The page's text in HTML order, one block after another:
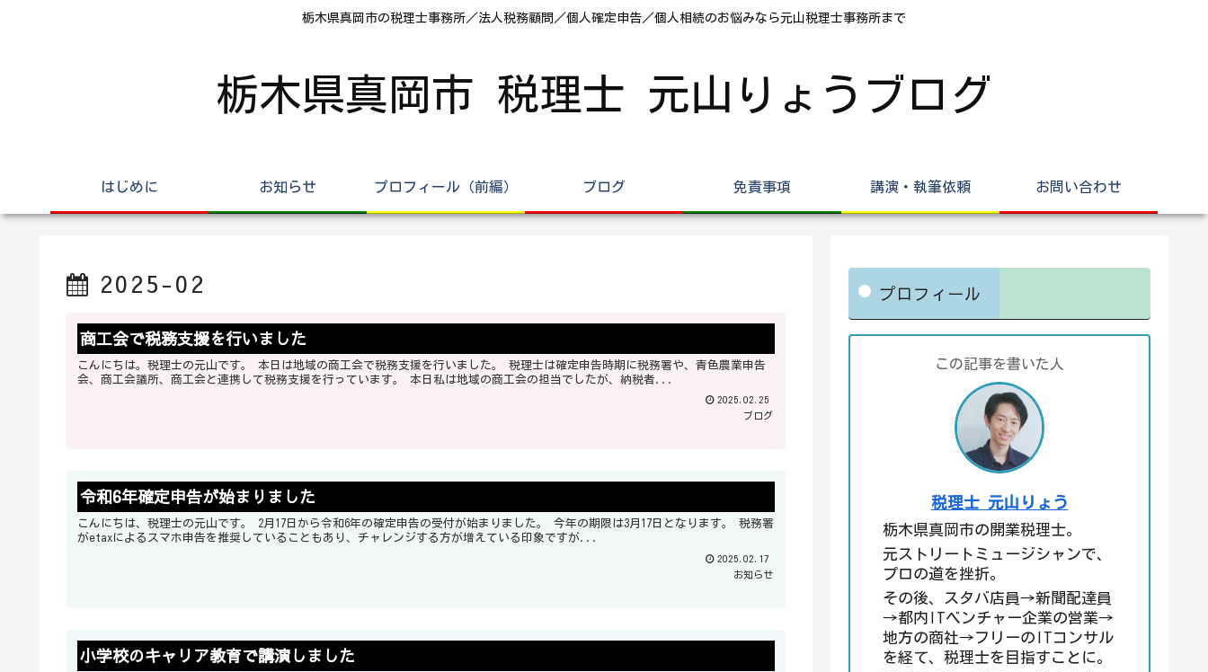
栃木県真岡市の税理士事務所／法人税務顧問／個人確定申告／個人相続のお悩みなら元山税理士事務所まで
栃木県真岡市 税理士 元山りょうブログ
はじめに お知らせ プロフィール（前編） ブログ 免責事項 講演・執筆依頼 お問い合わせ
2025-02
商工会で税務支援を行いました
こんにちは。税理士の元山です。 本日は地域の商工会で税務支援を行いました。 税理士は確定申告時期に税務署や、青色農業申告
会、商工会議所、商工会と連携して税務支援を行っています。 本日私は地域の商工会の担当でしたが、納税者...
2025.02.25
ブログ
令和6年確定申告が始まりました
こんにちは、税理士の元山です。 2月17日から令和6年の確定申告の受付が始まりました。 今年の期限は3月17日となります。 税務署
がetaxによるスマホ申告を推奨していることもあり、チャレンジする方が増えている印象ですが...
2025.02.17
お知らせ
小学校のキャリア教育で講演しました
プロフィール
この記事を書いた人
税理士 元山りょう
栃木県真岡市の開業税理士。
元ストリートミュージシャンで、
プロの道を挫折。
その後、スタバ店員→新聞配達員
→都内ITベンチャー企業の営業→
地方の商社→フリーのITコンサル
を経て、税理士を目指すことに。